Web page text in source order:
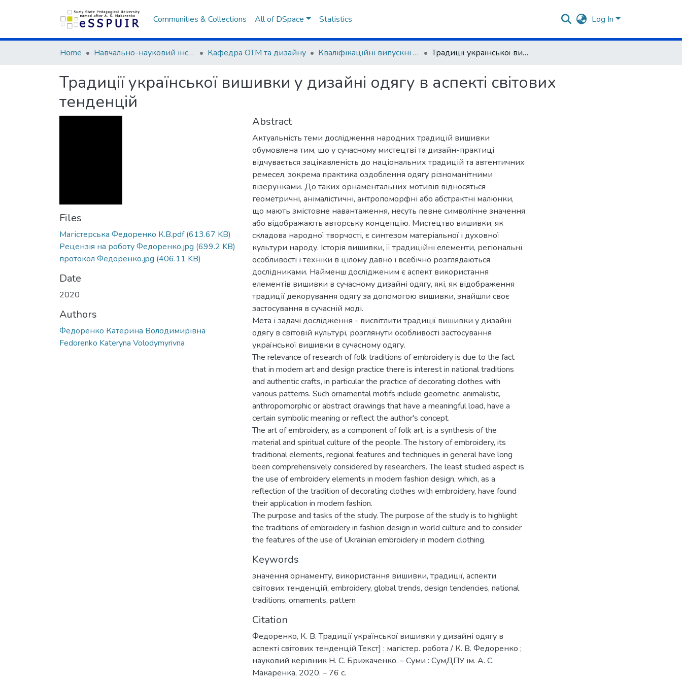
Communities & Collections All of DSpace Statistics Log In
Home Навчально-науковий інститут культури та мистецтв Кафедра ОТМ та дизайну Кваліфікаційні випускні роботи здобувачів вищої освіти Традиції української вишивки у дизайні одягу в аспекті світових тенденцій
Традиції української вишивки у дизайні одягу в аспекті світових
тенденцій
Files
Магістерська Федоренко К.В.pdf(613.67 KB)
Рецензія на роботу Федоренко.jpg (699.2 KB)
протокол Федоренко.jpg (406.11 KB)
Date
2020
Authors
Федоренко Катерина Володимирівна
Fedorenko Kateryna Volodymyrivna
Abstract
Актуальність теми дослідження народних традицій вишивки
обумовлена тим, що у сучасному мистецтві та дизайн-практиці
відчувається зацікавленість до національних традицій та автентичних
ремесел, зокрема практика оздоблення одягу різноманітними
візерунками. До таких орнаментальних мотивів відносяться
геометричні, анімалістичні, антропоморфні або абстрактні малюнки,
що мають змістовне навантаження, несуть певне символічне значення
або відображають авторську концепцію. Мистецтво вишивки, як
складова народної творчості, є синтезом матеріальної і духовної
культури народу. Історія вишивки, її традиційні елементи, регіональні
особливості і техніки в цілому давно і всебічно розглядаються
дослідниками. Найменш дослідженим є аспект використання
елементів вишивки в сучасному дизайні одягу, які, як відображення
традиції декорування одягу за допомогою вишивки, знайшли своє
застосування в сучасній моді.
Мета і задачі дослідження - висвітлити традиції вишивки у дизайні
одягу в світовій культурі, розглянути особливості застосування
української вишивки в сучасному одягу.
The relevance of research of folk traditions of embroidery is due to the fact
that in modern art and design practice there is interest in national traditions
and authentic crafts, in particular the practice of decorating clothes with
various patterns. Such ornamental motifs include geometric, animalistic,
anthropomorphic or abstract drawings that have a meaningful load, have a
certain symbolic meaning or reflect the author's concept.
The art of embroidery, as a component of folk art, is a synthesis of the
material and spiritual culture of the people. The history of embroidery, its
traditional elements, regional features and techniques in general have long
been comprehensively considered by researchers. The least studied aspect is
the use of embroidery elements in modern fashion design, which, as a
reflection of the tradition of decorating clothes with embroidery, have found
their application in modern fashion.
The purpose and tasks of the study. The purpose of the study is to highlight
the traditions of embroidery in fashion design in world culture and to consider
the features of the use of Ukrainian embroidery in modern clothing.
Keywords
значення орнаменту, використання вишивки, традиції, аспекти
світових тенденцій, embroidery, global trends, design tendencies, national
traditions, ornaments, pattern
Citation
Федоренко, К. В. Традиції української вишивки у дизайні одягу в
аспекті світових тенденцій Текст] : магістер. робота / К. В. Федоренко ;
науковий керівник Н. С. Брижаченко. – Суми : СумДПУ ім. А. С.
Макаренка, 2020. – 76 с.